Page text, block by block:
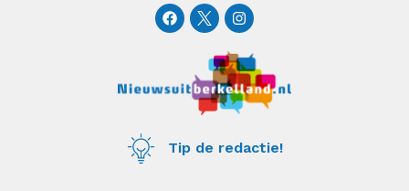
F
a
o
o
I
n
t
a
g
r
a
Tip de redactie!